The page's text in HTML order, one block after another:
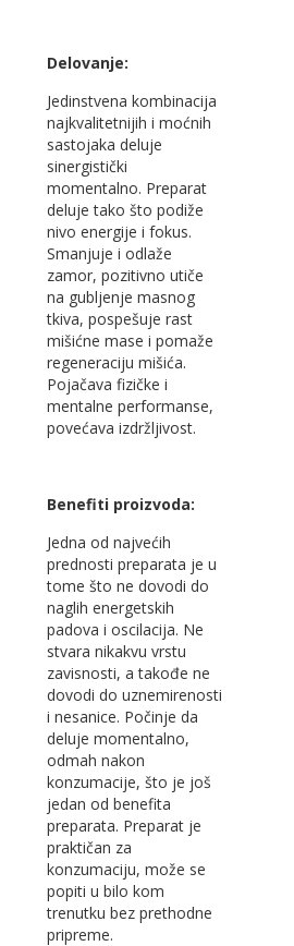
Delovanje:
Jedinstvena kombinacija
najkvalitetnijih i moćnih
sastojaka deluje
sinergistički
momentalno. Preparat
deluje tako što podiže
nivo energije i fokus.
Smanjuje i odlaže
zamor, pozitivno utiče
na gubljenje masnog
tkiva, pospešuje rast
mišićne mase i pomaže
regeneraciju mišića.
Pojačava fizičke i
mentalne performanse,
povećava izdržljivost.
Benefiti proizvoda:
Jedna od najvećih
prednosti preparata je u
tome što ne dovodi do
naglih energetskih
padova i oscilacija. Ne
stvara nikakvu vrstu
zavisnosti, a takođe ne
dovodi do uznemirenosti
i nesanice. Počinje da
deluje momentalno,
odmah nakon
konzumacije, što je još
jedan od benefita
preparata. Preparat je
praktičan za
konzumaciju, može se
popiti u bilo kom
trenutku bez prethodne
pripreme.